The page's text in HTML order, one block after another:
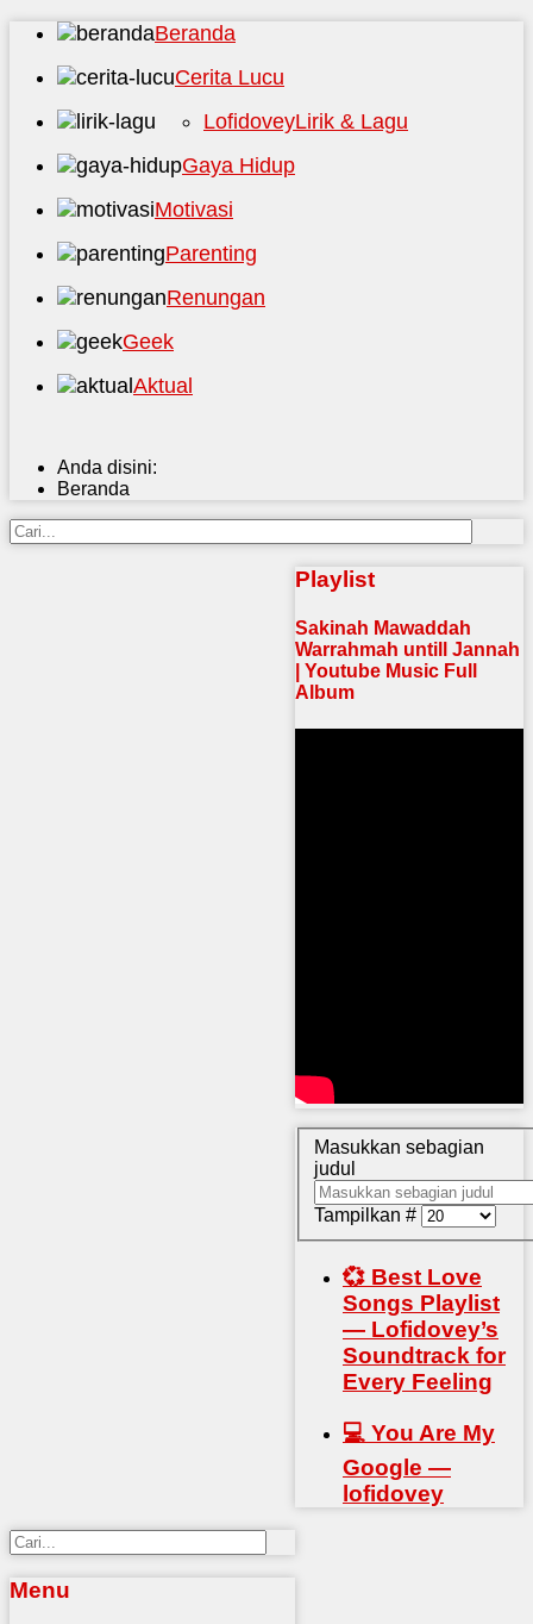
Beranda
Cerita Lucu
Lirik & Lagu
Lofidovey
Gaya Hidup
Motivasi
Parenting
Renungan
Geek
Aktual
Anda disini:
Beranda
Playlist
Sakinah Mawaddah
Warrahmah untill Jannah
| Youtube Music Full
Album
Masukkan sebagian
judul
Tampilkan #
💞 Best Love
Songs Playlist
— Lofidovey’s
Soundtrack for
Every Feeling
💻 You Are My
Google —
lofidovey
Menu